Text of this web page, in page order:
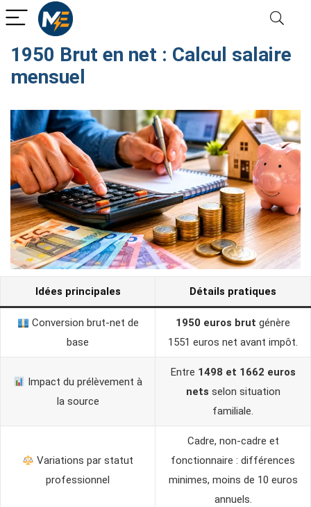
1950 Brut en net : Calcul salaire
mensuel
Idées principales Détails pratiques
Conversion brut-net de
base
1950 euros brut génère
1551 euros net avant impôt.
Impact du prélèvement à
la source
Entre 1498 et 1662 euros
nets selon situation
familiale.
Variations par statut
professionnel
Cadre, non-cadre et
fonctionnaire : différences
minimes, moins de 10 euros
annuels.